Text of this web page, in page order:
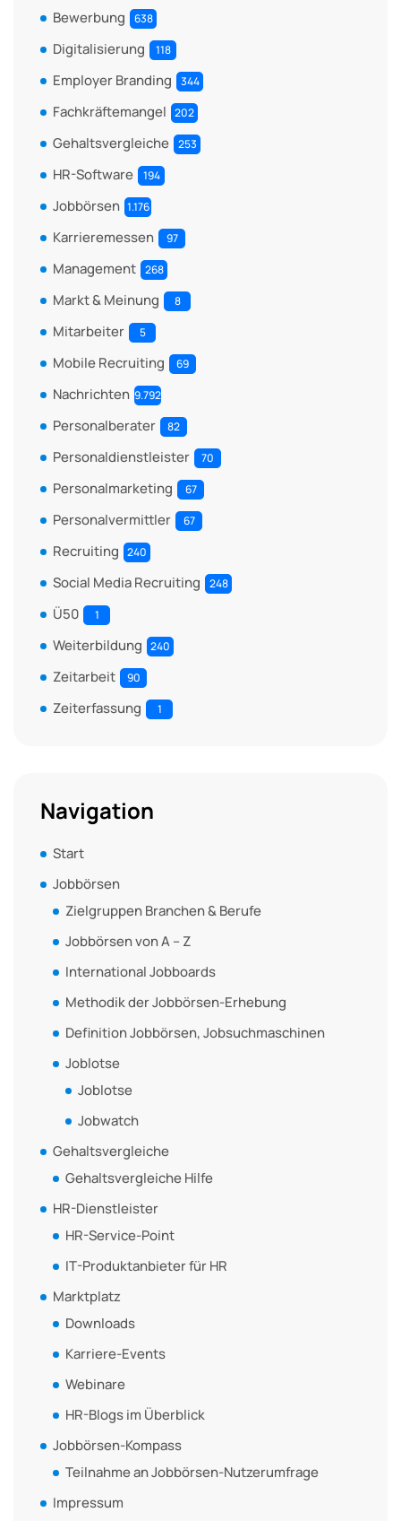
Bewerbung 638
Digitalisierung 118
Employer Branding 344
Fachkräftemangel 202
Gehaltsvergleiche 253
HR-Software 194
Jobbörsen 1.176
Karrieremessen 97
Management 268
Markt & Meinung 8
Mitarbeiter 5
Mobile Recruiting 69
Nachrichten 9.792
Personalberater 82
Personaldienstleister 70
Personalmarketing 67
Personalvermittler 67
Recruiting 240
Social Media Recruiting 248
Ü50 1
Weiterbildung 240
Zeitarbeit 90
Zeiterfassung 1
Navigation
Start
Jobbörsen
Zielgruppen Branchen & Berufe
Jobbörsen von A – Z
International Jobboards
Methodik der Jobbörsen-Erhebung
Definition Jobbörsen, Jobsuchmaschinen
Joblotse
Joblotse
Jobwatch
Gehaltsvergleiche
Gehaltsvergleiche Hilfe
HR-Dienstleister
HR-Service-Point
IT-Produktanbieter für HR
Marktplatz
Downloads
Karriere-Events
Webinare
HR-Blogs im Überblick
Jobbörsen-Kompass
Teilnahme an Jobbörsen-Nutzerumfrage
Impressum